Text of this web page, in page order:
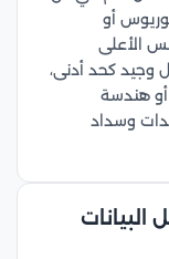
أو
الأعلى
وجيد كحد أدنى،
هندسة
وسداد